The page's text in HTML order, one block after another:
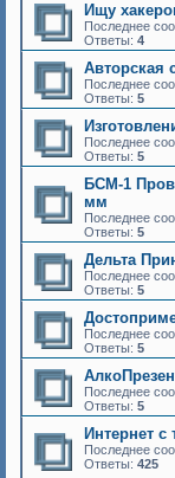
Ищу
Последнее
Ответы: 4
Авторская
Последнее
Ответы: 5
Последнее
Ответы: 5
БСМ-1
мм
Последнее
Ответы: 5
Дельта
Последнее
Ответы: 5
Последнее
Ответы: 5
Последнее
Ответы: 5
Интернет с
Последнее
Ответы: 425